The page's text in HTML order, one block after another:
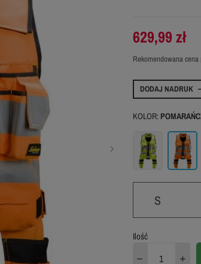
Rekomendowana
629,99 zł
DODAJ NADRUK
KOLOR:
Żółty
S
Ilość